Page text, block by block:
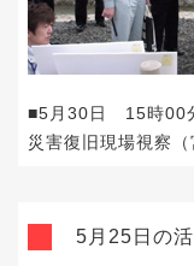
■5月30日 15時00
災害復旧現場視察
5月25日の